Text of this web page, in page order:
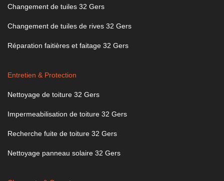
Changement de tuiles 32 Gers
Changement de tuiles de rives 32 Gers
Réparation faitières et faitage 32 Gers
Entretien & Protection
Nettoyage de toiture 32 Gers
Impermeabilisation de toiture 32 Gers
Recherche fuite de toiture 32 Gers
Nettoyage panneau solaire 32 Gers